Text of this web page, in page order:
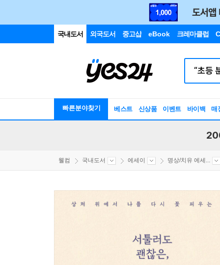
국내도서 외국도서 중고샵 eBook 크레마클럽
빠른분야찾기 베스트 신상품 이벤트 바이백 매
웰컴 국내도서 에세이 명상/치유 에세...